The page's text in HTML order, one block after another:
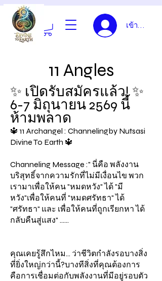
เข้าสู่ระบบ
11 Angles
✨ เปิดรับสมัครแล้ว! ✨
6-7 มิถุนายน 2569 นี้
ห้ามพลาด
🔱 11 Archangel : Channelingby Nutsasi
Divine To Earth 🔱
Channeling Message :" นี่คือ พลังงาน
บริสุทธิ์จากความรักที่ไม่มีเงื่อนไข พวก
เรามาเพื่อให้คน "หมดหวัง" ได้ "มี
หวัง"เพื่อให้คนที่ "หมดศรัทธา" ได้
"ศรัทธา" และ เพื่อให้คนที่ถูกเรียกหา ได้
กลับคืนสู่แสง" ......
คุณเคยรู้สึกไหม... ว่าชีวิตกำลังรอบางสิ่ง
ที่ยิ่งใหญ่กว่านี้?บางทีสิ่งที่คุณต้องการ
คือการเชื่อมต่อกับพลังงานที่มีอยู่รอบตัว